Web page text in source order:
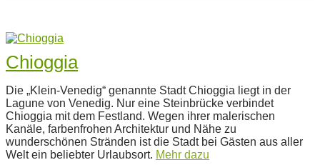
Chioggia
04-
02
Die „Klein-Venedig“ genannte Stadt Chioggia liegt in der
Lagune von Venedig. Nur eine Steinbrücke verbindet
Chioggia mit dem Festland. Wegen ihrer malerischen
Kanäle, farbenfrohen Architektur und Nähe zu
wunderschönen Stränden ist die Stadt bei Gästen aus aller
Welt ein beliebter Urlaubsort. Mehr dazu